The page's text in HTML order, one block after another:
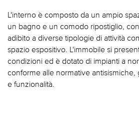
L'interno è composto da un ampio
un bagno e un comodo ripostiglio,
adibito a diverse tipologie di attività
spazio espositivo. L'immobile si
condizioni ed è dotato di impianti a
conforme alle normative antisismiche,
e funzionalità.